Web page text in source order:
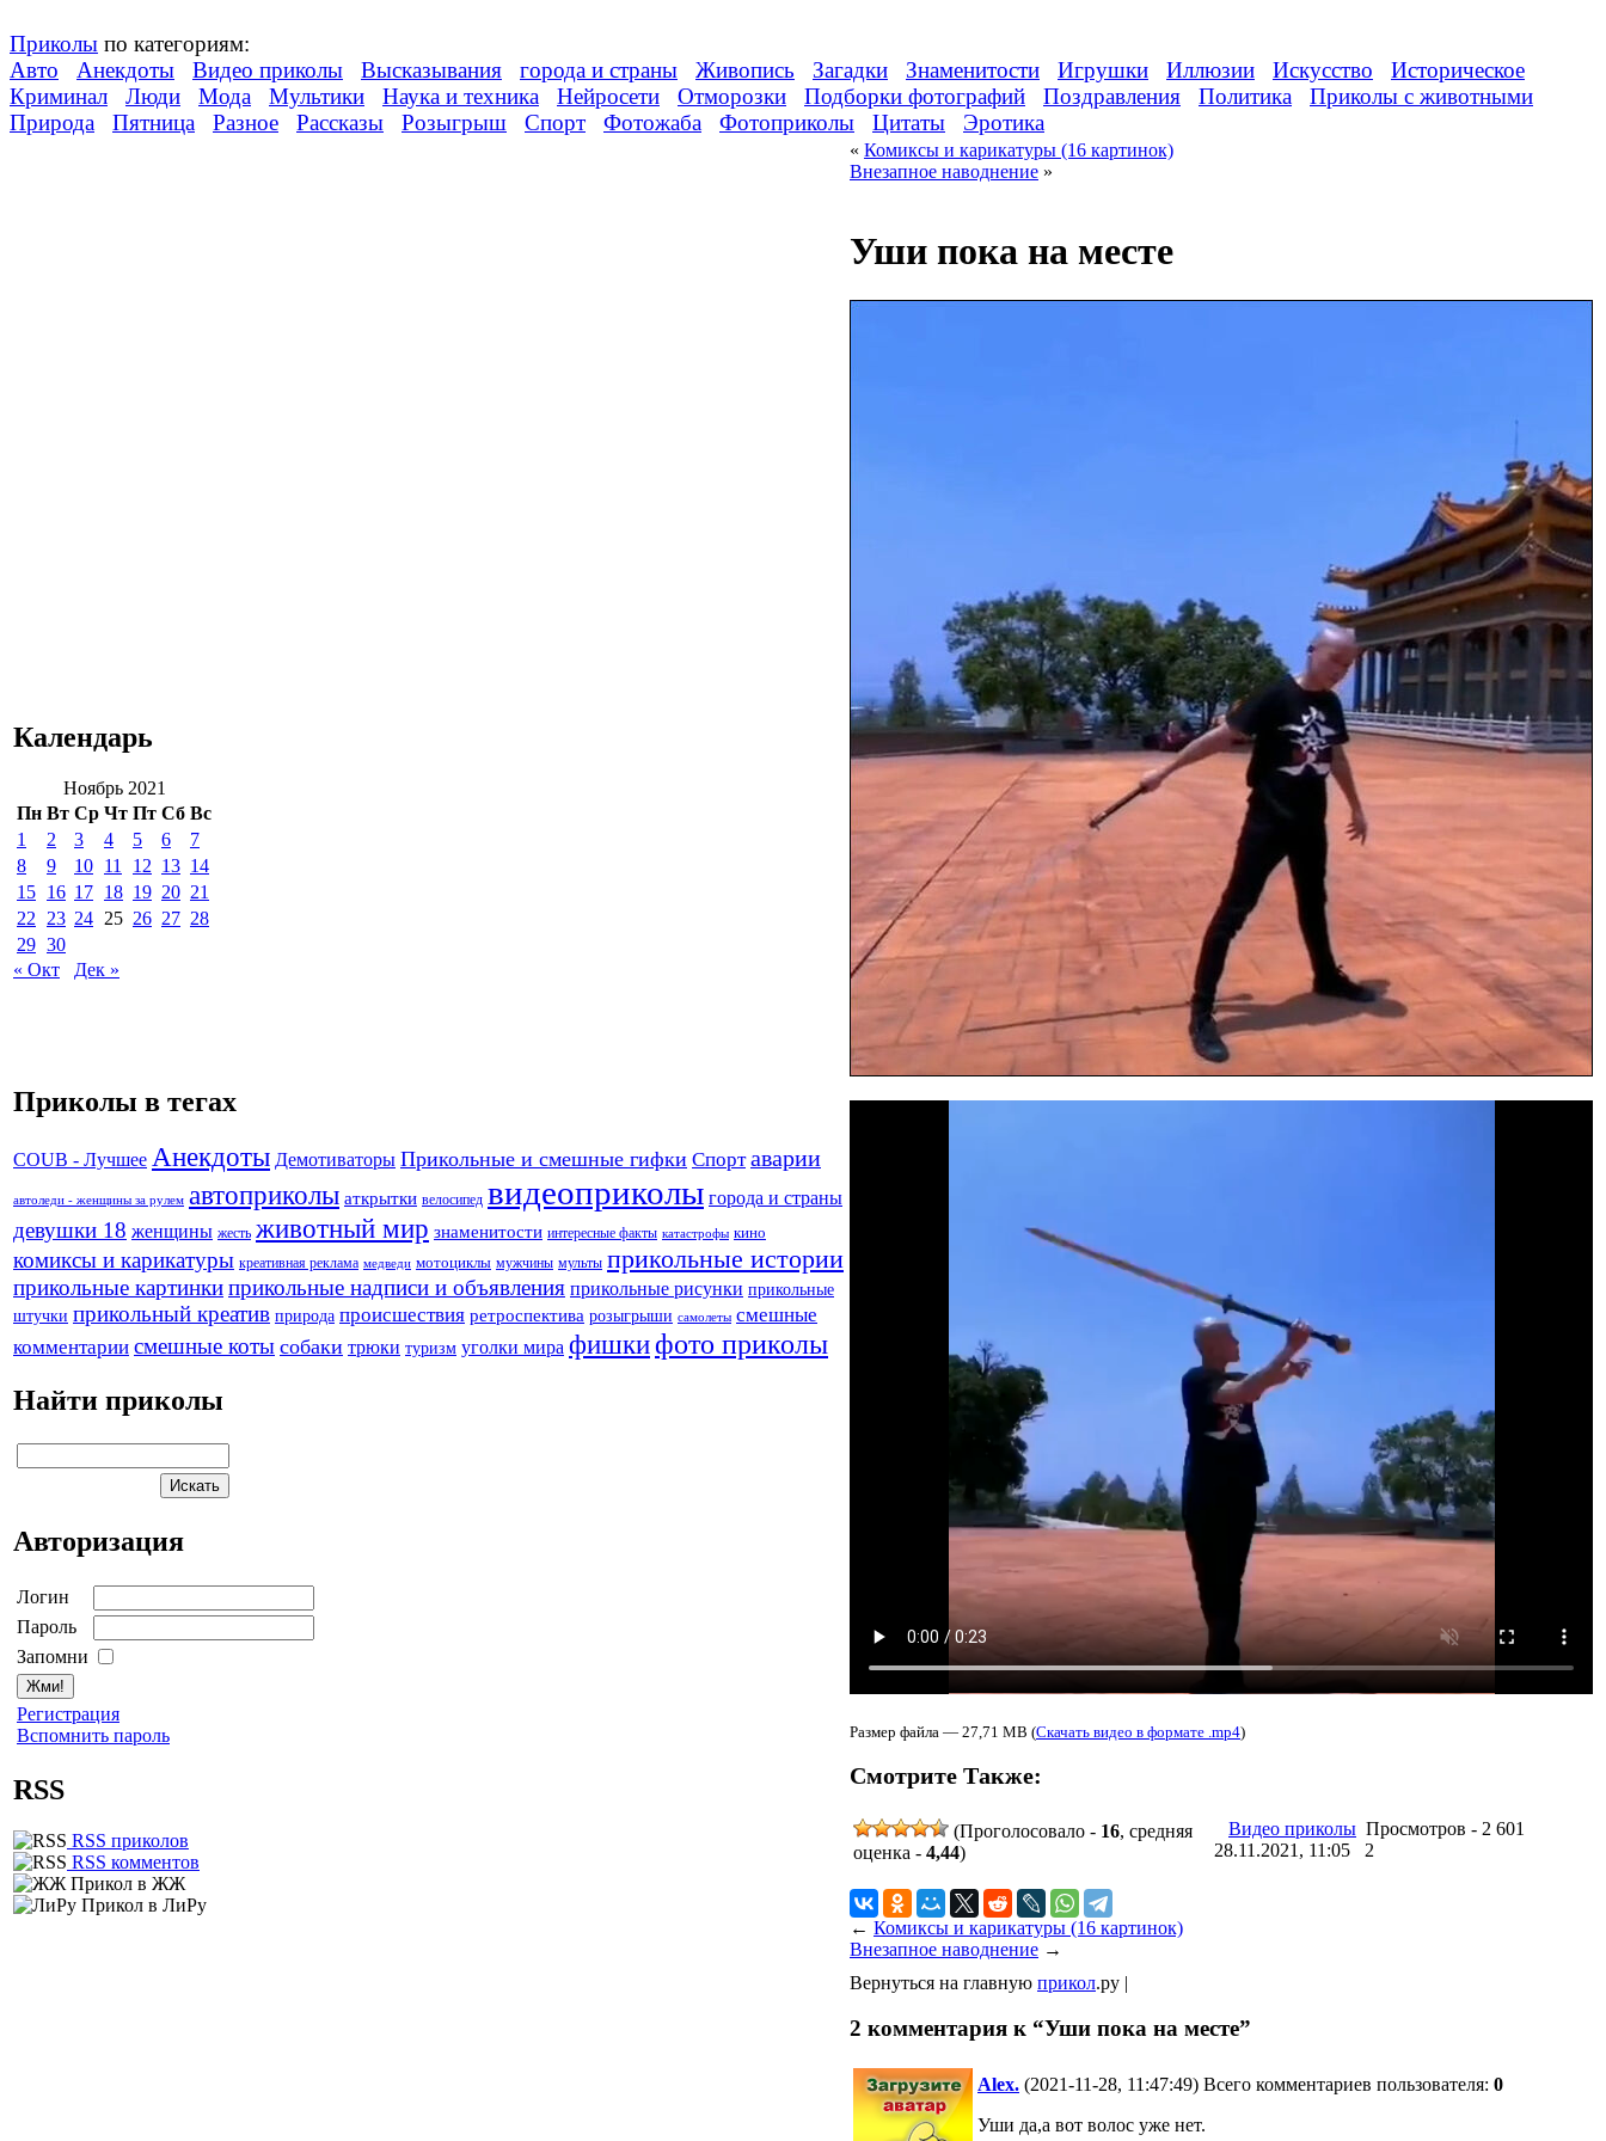
Приколы по категориям:
Авто
Анекдоты Видео приколы Высказывания города и страны Живопись Загадки Знаменитости Игрушки Иллюзии Искусство
Историческое
Криминал
Люди Мода Мультики Наука и техника Нейросети Отморозки Подборки фотографий Поздравления Политика
Приколы с животными
Природа
Пятница Разное Рассказы Розыгрыш Спорт Фотожаба Фотоприколы Цитаты Эротика
Календарь
Ноябрь 2021
Пн Вт Ср Чт Пт Сб Вс
1
2 3 4 5 6
7
8
9 10 11 12 13 14
15 16 17 18 19 20 21
22
23 24 25 26 27 28
29 30
« Окт
Дек »
Приколы в тегах
COUB - Лучшее Анекдоты Демотиваторы Прикольные и смешные гифки Спорт аварии
автоледи - женщины за рулем автоприколы аткрытки велосипед видеоприколы города и страны
девушки 18 женщины жесть животный мир знаменитости интересные факты катастрофы кино
комиксы и карикатуры креативная реклама медведи мотоциклы мужчины мульты прикольные истории
прикольные картинкиприкольные надписи и объявления прикольные рисунки прикольные
штучки прикольный креатив природа происшествия ретроспектива розыгрыши самолеты смешные
комментарии смешные коты собаки трюки туризм уголки мира фишкифото приколы
Найти приколы
Авторизация
Логин
Пароль
Запомни
Регистрация
Вспомнить пароль
RSS
RSS приколов
RSS комментов
Прикол в ЖЖ
Прикол в ЛиРу
« Комиксы и карикатуры (16 картинок)
Внезапное наводнение »
Уши пока на месте
Размер файла — 27,71 MB (Скачать видео в формате .mp4)
Смотрите Также:
(Проголосовало - 16, средняя
оценка - 4,44)
Видео приколы Просмотров - 2 601
28.11.2021, 11:05
2
← Комиксы и карикатуры (16 картинок)
Внезапное наводнение →
Вернуться на главную прикол.ру |
2 комментария к “Уши пока на месте”
Alex. (2021-11-28, 11:47:49) Всего комментариев пользователя: 0
Уши да,а вот волос уже нет.